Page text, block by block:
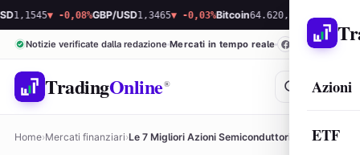
Azioni
ETF
▼ -0,08% GBP/USD1,3465▼ -0,03% Bitcoin64.620,01▼ -0,07% Ethereum
Notizie verificate dalla redazione Mercati in tempo reale
TradingOnline®
Home›Mercati finanziari› Le 7 Migliori Azioni Semiconduttori da Comprare nel…